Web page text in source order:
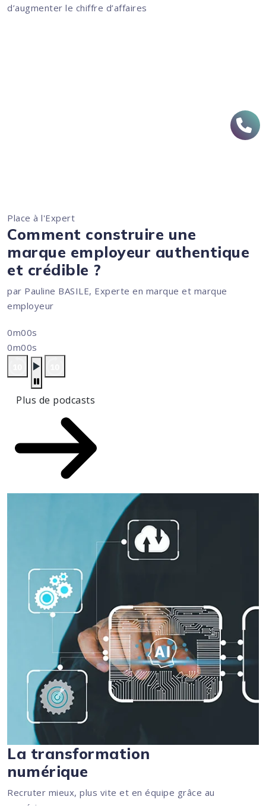
d’augmenter le chiffre d’affaires
Place à l'Expert
Comment construire une
marque employeur authentique
et crédible ?
par Pauline BASILE, Experte en marque et marque
employeur
0m00s
0m00s
Plus de podcasts
La transformation
numérique
Recruter mieux, plus vite et en équipe grâce au